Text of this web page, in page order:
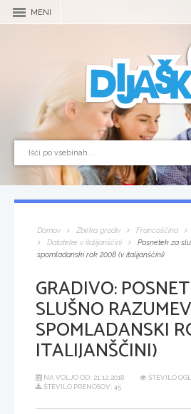
MENI
Domov Zbirka gradiv Francoščina
Datoteke v italijanščini
Posnetek za
spomladanski rok 2008 (v italijanščini)
GRADIVO:
SLUŠNO
SPOMLADANSKI
ITALIJANŠČINI)
NA VOLJO OD: 21.12.2018
ŠTEVILO
ŠTEVILO PRENOSOV: 45